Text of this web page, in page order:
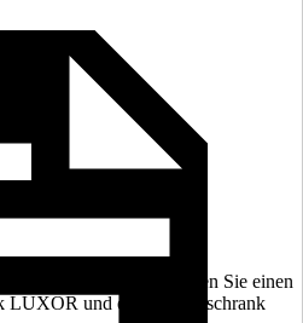
zu können benötigen Sie einen
LUXOR und einen Unterschrank